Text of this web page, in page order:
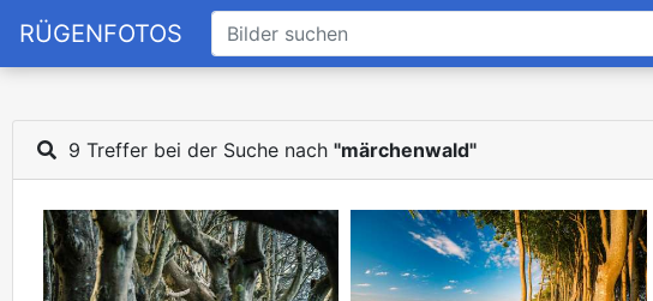
RÜGENFOTOS
9 Treffer bei der Suche nach "märchenwald"